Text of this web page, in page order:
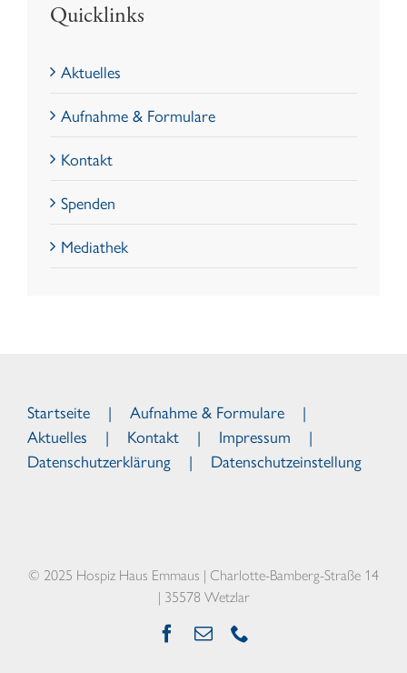
Quicklinks
Aktuelles
Aufnahme & Formulare
Kontakt
Spenden
Mediathek
Startseite
Aufnahme & Formulare
Aktuelles
Kontakt
Impressum
Datenschutzerklärung
Datenschutzeinstellung
© 2025 Hospiz Haus Emmaus | Charlotte-Bamberg-Straße 14
| 35578 Wetzlar
Facebook
E-